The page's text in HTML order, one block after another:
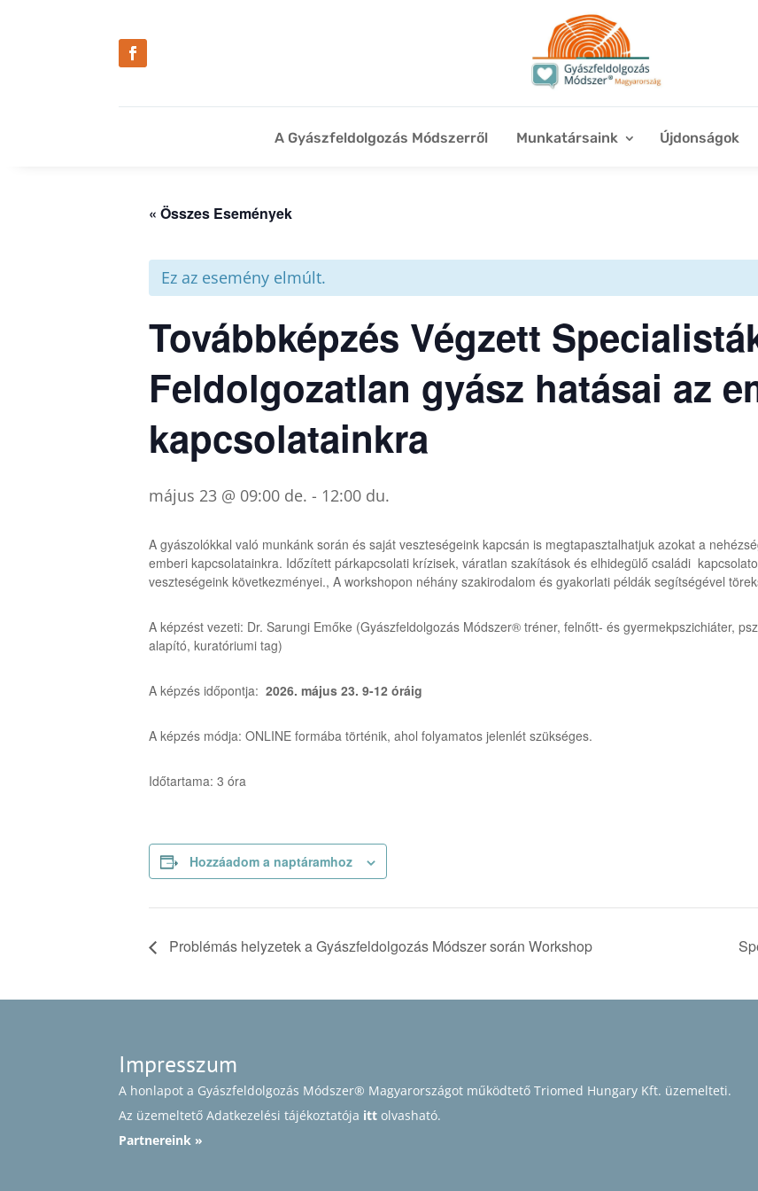
A Gyászfeldolgozás Módszerről Munkatársaink Újdonságok
« Összes Események
Ez az esemény elmúlt.
Továbbképzés Végzett
Feldolgozatlan gyász hatásai az
kapcsolatainkra
május 23 @ 09:00 de. - 12:00 du.
A gyászolókkal való munkánk során és saját veszteségeink kapcsán is megtapasztalhatjuk azokat a
emberi kapcsolatainkra. Időzített párkapcsolati krízisek, váratlan szakítások és elhidegülő családi
veszteségeink következményei., A workshopon néhány szakirodalom és gyakorlati példák segítségével
A képzést vezeti: Dr. Sarungi Emőke (Gyászfeldolgozás Módszer® tréner, felnőtt- és gyermekpszichiáter,
alapító, kuratóriumi tag)
A képzés időpontja: 2026. május 23. 9-12 óráig
A képzés módja: ONLINE formába történik, ahol folyamatos jelenlét szükséges.
Időtartama: 3 óra
Hozzáadom a naptáramhoz
Problémás helyzetek a Gyászfeldolgozás Módszer során Workshop
Impresszum
A honlapot a Gyászfeldolgozás Módszer® Magyarországot működtető Triomed Hungary Kft. üzemelteti.
Az üzemeltető Adatkezelési tájékoztatója itt olvasható.
Partnereink »